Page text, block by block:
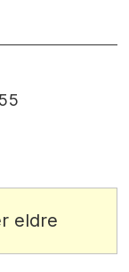
eldre